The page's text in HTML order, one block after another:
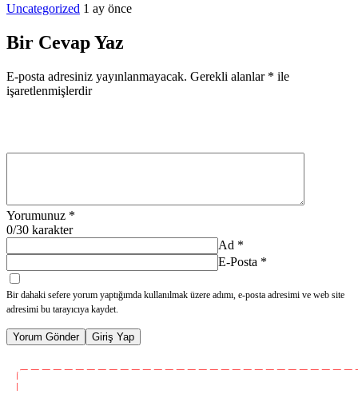
Uncategorized 1 ay önce
Bir Cevap Yaz
E-posta adresiniz yayınlanmayacak. Gerekli alanlar * ile
işaretlenmişlerdir
Yorumunuz *
0/30 karakter
Ad *
E-Posta *
Bir dahaki sefere yorum yaptığımda kullanılmak üzere adımı, e-posta adresimi ve web site
adresimi bu tarayıcıya kaydet.
Yorum Gönder Giriş Yap